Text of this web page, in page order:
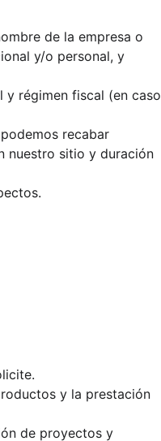
de la empresa o
y/o personal, y
y régimen fiscal (en caso
recabar
nuestro sitio y duración
y la prestación
de proyectos y